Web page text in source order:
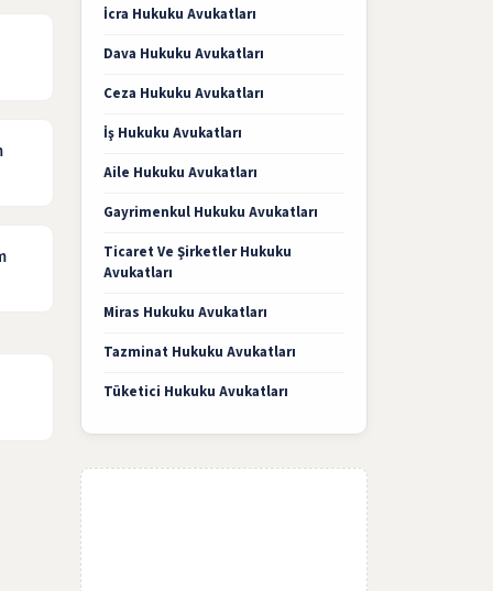
İcra Hukuku Avukatları
Dava Hukuku Avukatları
Ceza Hukuku Avukatları
İş Hukuku Avukatları
Aile Hukuku Avukatları
Gayrimenkul Hukuku Avukatları
Ticaret Ve Şirketler Hukuku
Avukatları
Miras Hukuku Avukatları
Tazminat Hukuku Avukatları
Tüketici Hukuku Avukatları